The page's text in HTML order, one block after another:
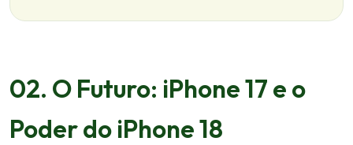
02. O Futuro: iPhone 17 e o
Poder do iPhone 18